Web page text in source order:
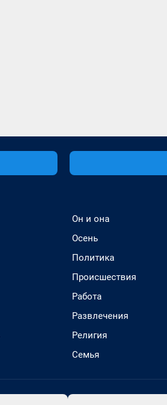
Он и она
Осень
Политика
Происшествия
Работа
Развлечения
Религия
Семья